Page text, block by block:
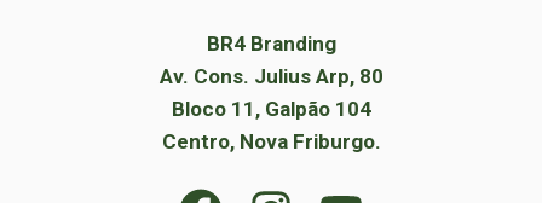
BR4 Branding
Av. Cons. Julius Arp, 80
Bloco 11, Galpão 104
Centro, Nova Friburgo.